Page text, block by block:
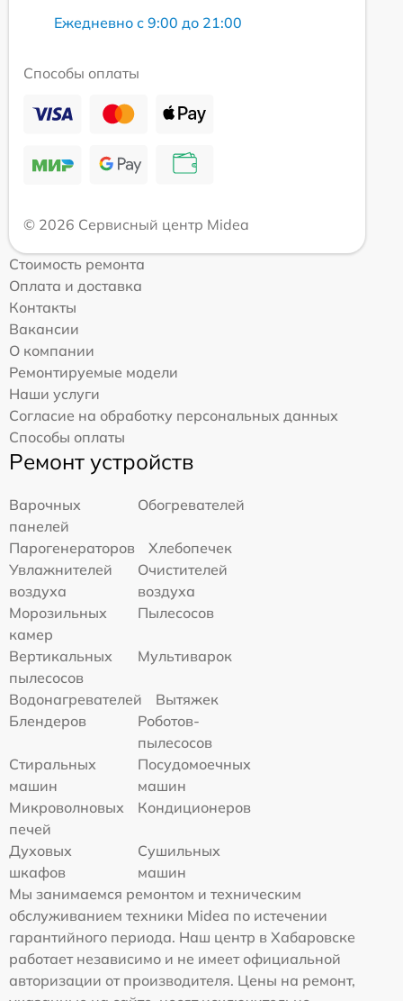
Ежедневно с 9:00 до 21:00
Способы оплаты
© 2026 Сервисный центр Midea
Стоимость ремонта
Оплата и доставка
Контакты
Вакансии
О компании
Ремонтируемые модели
Наши услуги
Согласие на обработку персональных данных
Способы оплаты
Ремонт устройств
Варочных
панелей
Обогревателей
Парогенераторов
Хлебопечек
Увлажнителей
воздуха
Очистителей
воздуха
Морозильных
камер
Пылесосов
Вертикальных
пылесосов
Мультиварок
Водонагревателей
Вытяжек
Блендеров
Роботов-
пылесосов
Стиральных
машин
Посудомоечных
машин
Микроволновых
печей
Кондиционеров
Духовых
шкафов
Сушильных
машин
Мы занимаемся ремонтом и техническим
обслуживанием техники Midea по истечении
гарантийного периода. Наш центр в Хабаровске
работает независимо и не имеет официальной
авторизации от производителя. Цены на ремонт,